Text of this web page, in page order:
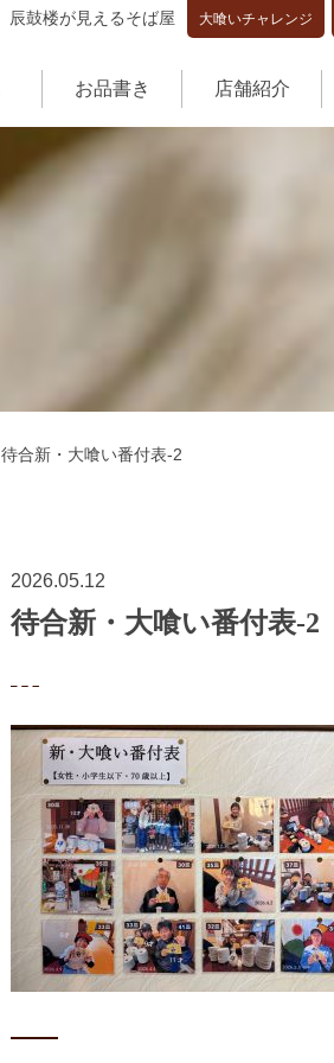
辰鼓楼が見えるそば屋 大喰いチャレンジ
お品書き 店舗紹介
待合新・大喰い番付表-2
2026.05.12
待合新・大喰い番付表-2